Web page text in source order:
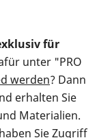
für
unter "PRO
werden? Dann
erhalten Sie
Materialien.
Sie Zugriff